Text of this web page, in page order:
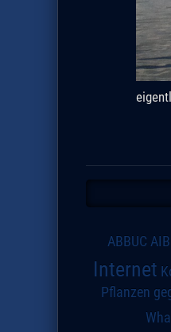
ABBUC AIB
Internet
Pflanzen